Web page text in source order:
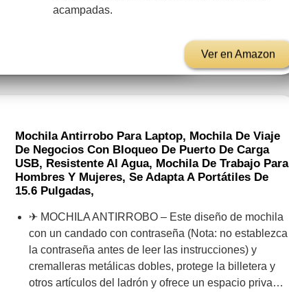
acampadas.
Ver en Amazon
Mochila Antirrobo Para Laptop, Mochila De Viaje
De Negocios Con Bloqueo De Puerto De Carga
USB, Resistente Al Agua, Mochila De Trabajo Para
Hombres Y Mujeres, Se Adapta A Portátiles De
15.6 Pulgadas,
✈ MOCHILA ANTIRROBO – Este diseño de mochila
con un candado con contraseña (Nota: no establezca
la contraseña antes de leer las instrucciones) y
cremalleras metálicas dobles, protege la billetera y
otros artículos del ladrón y ofrece un espacio priva…